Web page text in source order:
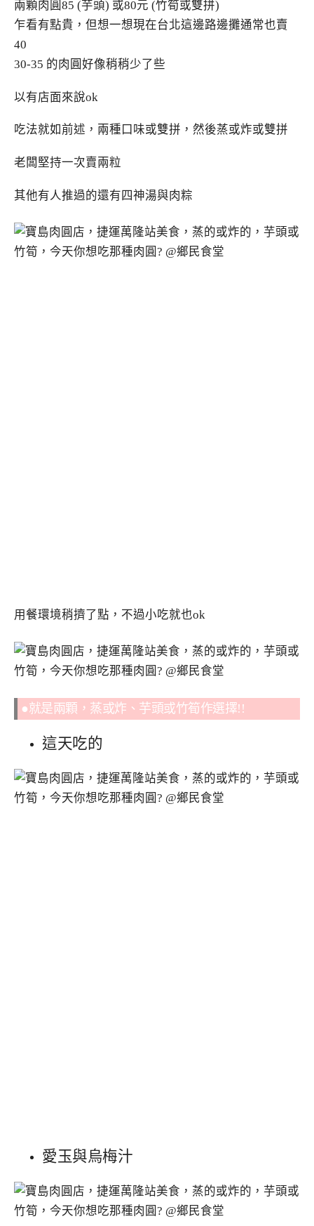
兩顆肉圓85 (芋頭) 或80元 (竹筍或雙拼)
乍看有點貴，但想一想現在台北這邊路邊攤通常也賣
40
30-35 的肉圓好像稍稍少了些
以有店面來說ok
吃法就如前述，兩種口味或雙拼，然後蒸或炸或雙拼
老闆堅持一次賣兩粒
其他有人推過的還有四神湯與肉粽
用餐環境稍擠了點，不過小吃就也ok
●就是兩顆，蒸或炸、芋頭或竹筍作選擇!!
這天吃的
愛玉與烏梅汁